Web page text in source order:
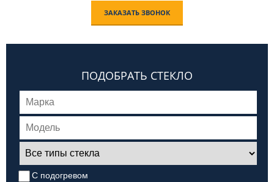
ЗАКАЗАТЬ ЗВОНОК
ПОДОБРАТЬ СТЕКЛО
С подогревом